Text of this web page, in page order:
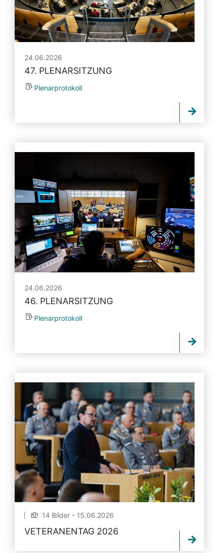
24.06.2026
47. PLENARSITZUNG
Plenarprotokoll
24.06.2026
46. PLENARSITZUNG
Plenarprotokoll
14 Bilder - 15.06.2026
VETERANENTAG 2026